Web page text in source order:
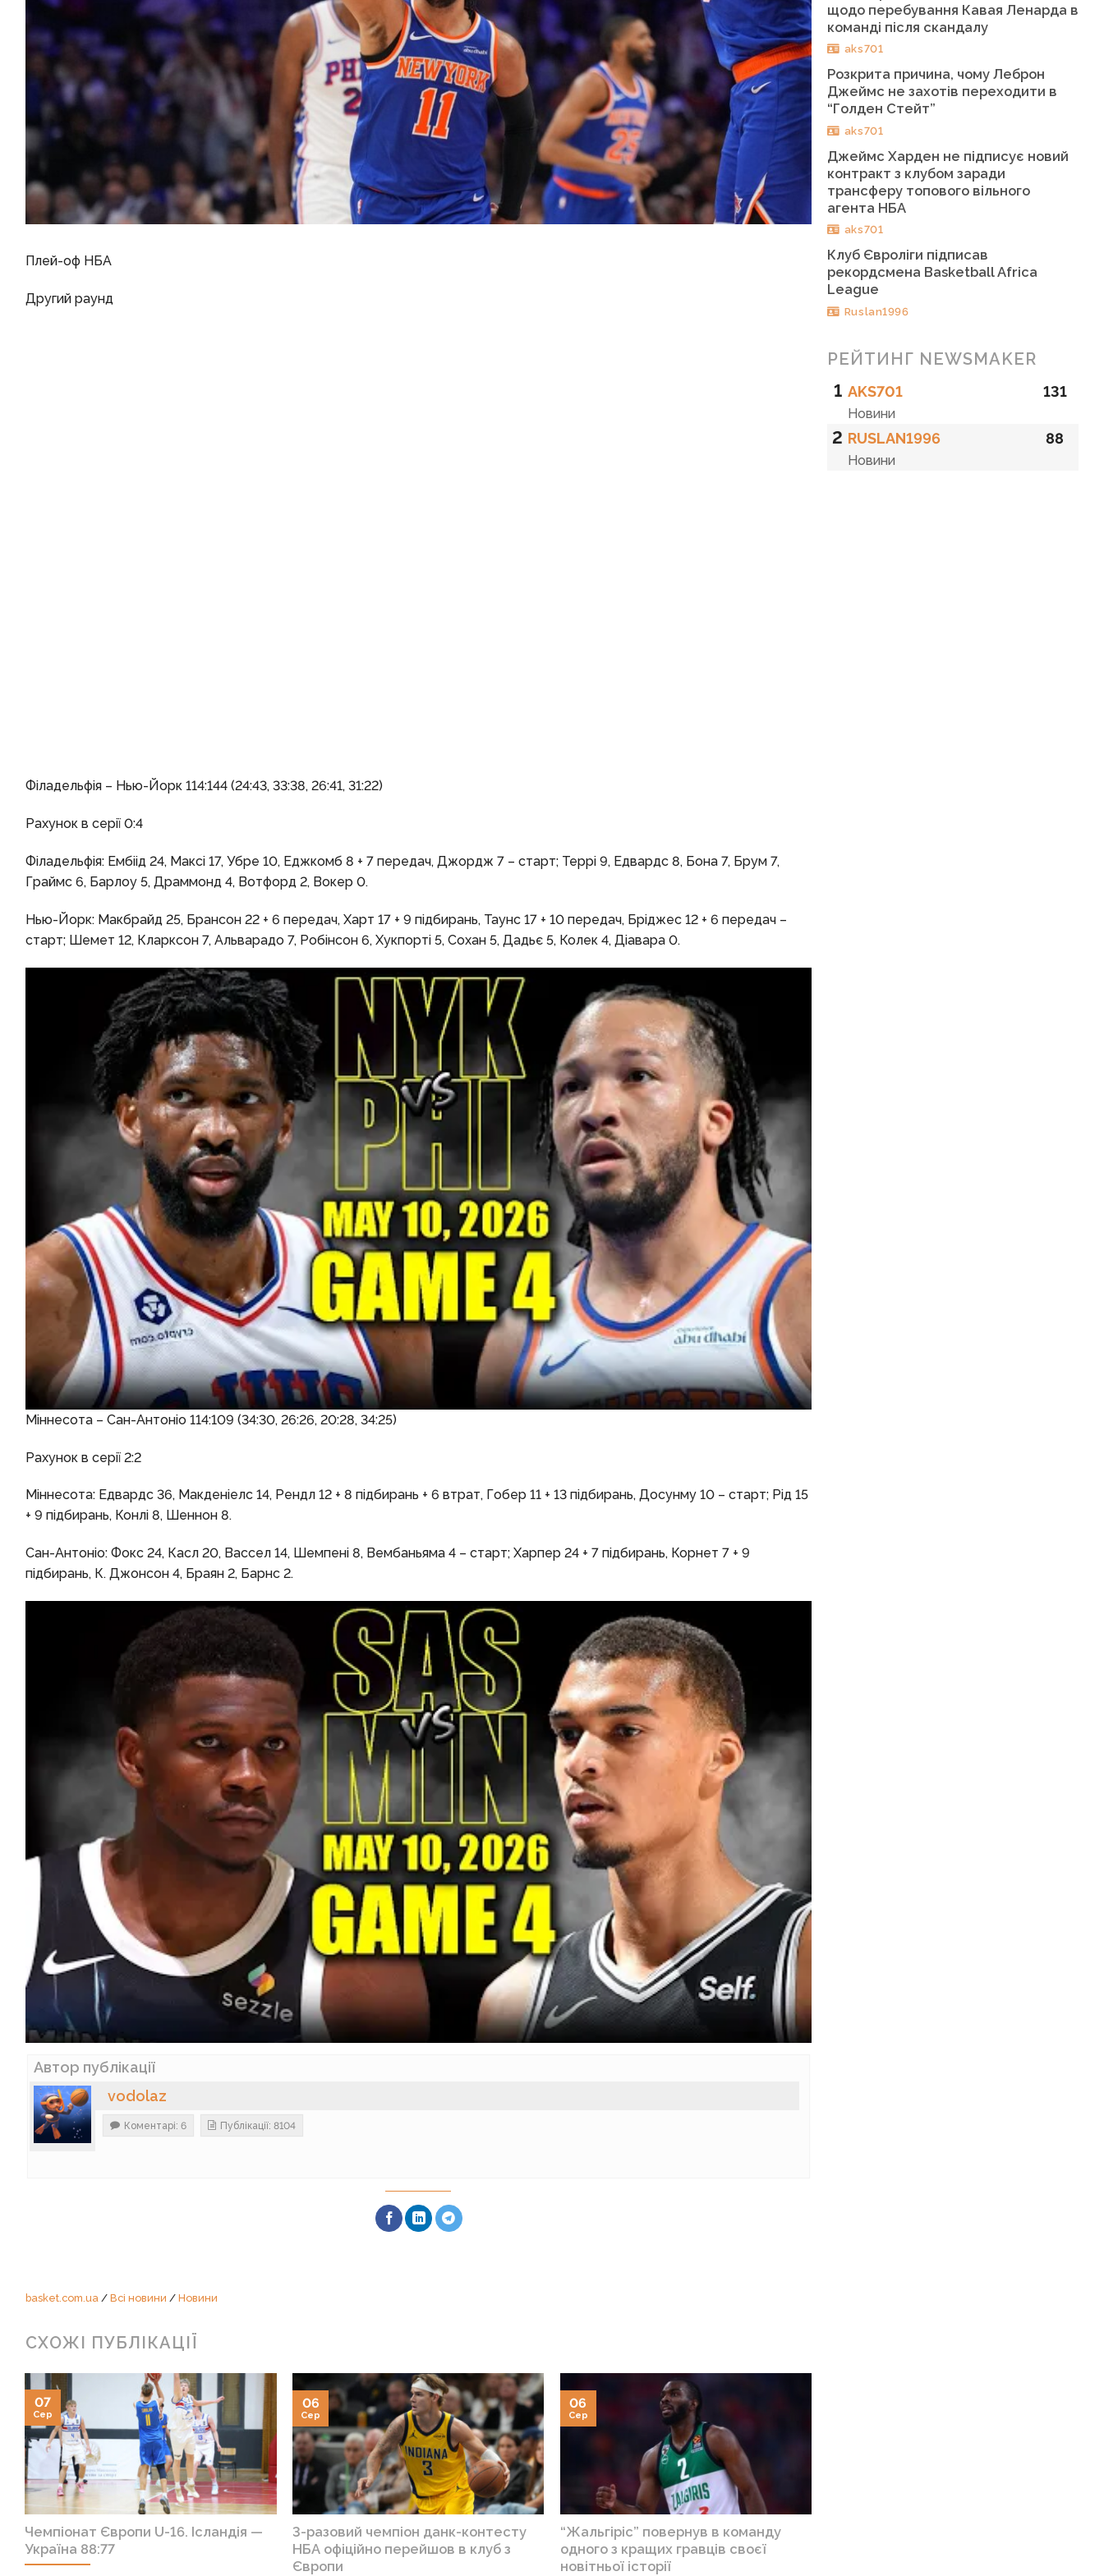
Плей-оф НБА
Другий раунд
Філадельфія – Нью-Йорк 114:144 (24:43, 33:38, 26:41, 31:22)
Рахунок в серії 0:4
Філадельфія: Ембіід 24, Максі 17, Убре 10, Еджкомб 8 + 7 передач, Джордж 7 – старт; Террі 9, Едвардс 8, Бона 7, Брум 7,
Граймс 6, Барлоу 5, Драммонд 4, Вотфорд 2, Вокер 0.
Нью-Йорк: Макбрайд 25, Брансон 22 + 6 передач, Харт 17 + 9 підбирань, Таунс 17 + 10 передач, Бріджес 12 + 6 передач –
старт; Шемет 12, Кларксон 7, Альварадо 7, Робінсон 6, Хукпорті 5, Сохан 5, Дадьє 5, Колек 4, Діавара 0.
Міннесота – Сан-Антоніо 114:109 (34:30, 26:26, 20:28, 34:25)
Рахунок в серії 2:2
Міннесота: Едвардс 36, Макденіелс 14, Рендл 12 + 8 підбирань + 6 втрат, Гобер 11 + 13 підбирань, Досунму 10 – старт; Рід 15
+ 9 підбирань, Конлі 8, Шеннон 8.
Сан-Антоніо: Фокс 24, Касл 20, Вассел 14, Шемпені 8, Вембаньяма 4 – старт; Харпер 24 + 7 підбирань, Корнет 7 + 9
підбирань, К. Джонсон 4, Браян 2, Барнс 2.
Автор публікації
vodolaz
Коментарі: 6 Публікації: 8104
basket.com.ua/ Всі новини / Новини
СХОЖІ ПУБЛІКАЦІЇ
Чемпіонат Європи U-16. Ісландія —
Україна 88:77
07
Сер
3-разовий чемпіон данк-контесту
НБА офіційно перейшов в клуб з
Європи
06
Сер
“Жальгіріс” повернув в команду
одного з кращих гравців своєї
новітньої історії
06
Сер
щодо перебування Кавая Ленарда в
команді після скандалу
aks701
Розкрита причина, чому Леброн
Джеймс не захотів переходити в
“Голден Стейт”
aks701
Джеймс Харден не підписує новий
контракт з клубом заради
трансферу топового вільного
агента НБА
aks701
Клуб Євроліги підписав
рекордсмена Basketball Africa
League
Ruslan1996
РЕЙТИНГ NEWSMAKER
1 AKS701
Новини
131
2 RUSLAN1996
Новини
88